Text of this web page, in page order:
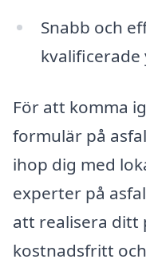
Snabb och
För att komma
formulär på
ihop dig med
experter på
att realisera ditt
kostnadsfritt